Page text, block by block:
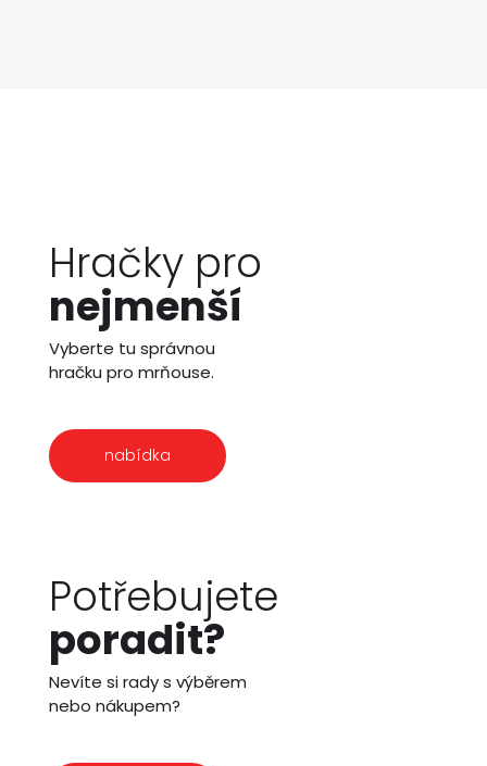
Hračky pro
nejmenší
Vyberte tu správnou
hračku pro mrňouse.
nabídka
Potřebujete
poradit?
Nevíte si rady s výběrem
nebo nákupem?